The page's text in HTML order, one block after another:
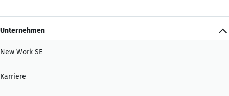
Unternehmen
New Work SE
Karriere